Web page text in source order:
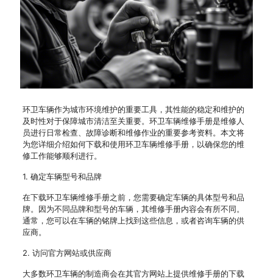
环卫车辆作为城市环境维护的重要工具，其性能的稳定和维护的
及时性对于保障城市清洁至关重要。环卫车辆维修手册是维修人
员进行日常检查、故障诊断和维修作业的重要参考资料。本文将
为您详细介绍如何下载和使用环卫车辆维修手册，以确保您的维
修工作能够顺利进行。
1. 确定车辆型号和品牌
在下载环卫车辆维修手册之前，您需要确定车辆的具体型号和品
牌。因为不同品牌和型号的车辆，其维修手册内容会有所不同。
通常，您可以在车辆的铭牌上找到这些信息，或者咨询车辆的供
应商。
2. 访问官方网站或供应商
大多数环卫车辆的制造商会在其官方网站上提供维修手册的下载